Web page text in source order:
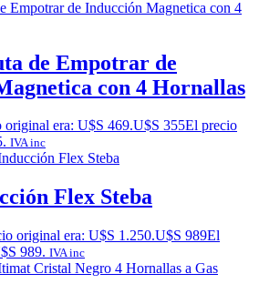
de Empotrar de
con 4 Hornallas
original era: U$S 469.U$S 355El precio
IVA inc
Flex Steba
original era: U$S 1.250.U$S 989El
989. IVA inc